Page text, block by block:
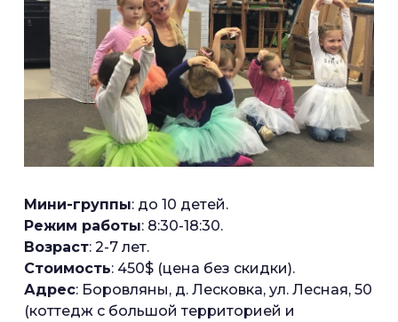
Мини-группы: до 10 детей.
Режим работы: 8:30-18:30.
Возраст: 2-7 лет.
Стоимость: 450$ (цена без скидки).
Адрес: Боровляны, д. Лесковка, ул. Лесная, 50
(коттедж с большой территорией и